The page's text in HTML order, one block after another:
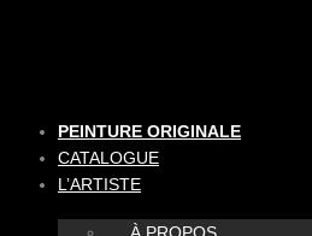
PEINTURE ORIGINALE
CATALOGUE
L’ARTISTE